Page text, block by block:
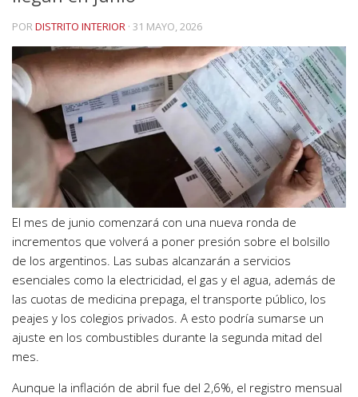
PORDISTRITO INTERIOR · 31 MAYO, 2026
El mes de junio comenzará con una nueva ronda de
incrementos que volverá a poner presión sobre el bolsillo
de los argentinos. Las subas alcanzarán a servicios
esenciales como la electricidad, el gas y el agua, además de
las cuotas de medicina prepaga, el transporte público, los
peajes y los colegios privados. A esto podría sumarse un
ajuste en los combustibles durante la segunda mitad del
mes.
Aunque la inflación de abril fue del 2,6%, el registro mensual